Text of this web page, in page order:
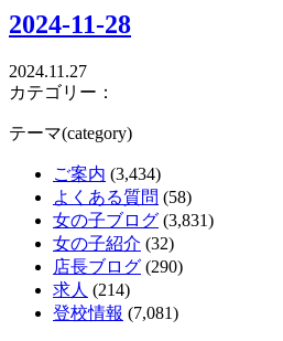
2024-11-28
2024.11.27
カテゴリー：
テーマ(category)
ご案内 (3,434)
よくある質問 (58)
女の子ブログ (3,831)
女の子紹介 (32)
店長ブログ (290)
求人 (214)
登校情報 (7,081)